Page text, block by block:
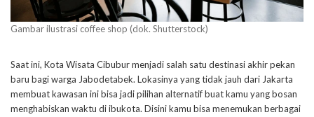
Gambar ilustrasi coffee shop (dok. Shutterstock)
Saat ini, Kota Wisata Cibubur menjadi salah satu destinasi akhir pekan
baru bagi warga Jabodetabek. Lokasinya yang tidak jauh dari Jakarta
membuat kawasan ini bisa jadi pilihan alternatif buat kamu yang bosan
menghabiskan waktu di ibukota. Disini kamu bisa menemukan berbagai